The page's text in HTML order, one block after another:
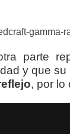
parte
y que su
, por lo